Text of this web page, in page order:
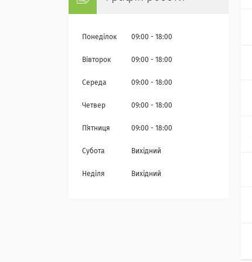
Понеділок 09:00 18:00
Вівторок 09:00 18:00
Середа 09:00 18:00
Четвер 09:00 18:00
Пʼятниця 09:00 18:00
Субота Вихідний
Неділя Вихідний